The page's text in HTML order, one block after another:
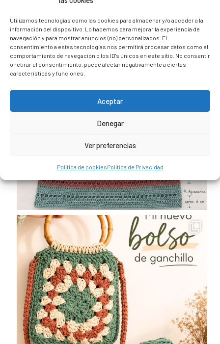
Utilizamos tecnologías como las cookies para almacenar y/o acceder a la
información del dispositivo. Lo hacemos para mejorar la experiencia de
navegación y para mostrar anuncios (no) personalizados. El
consentimiento a estas tecnologías nos permitirá procesar datos como el
comportamiento de navegación o los ID's únicos en este sitio. No consentir
o retirar el consentimiento, puede afectar negativamente a ciertas
características y funciones.
Aceptar
Denegar
Ver preferencias
Política de cookiesPolítica de Privacidad
@caravana_go Mi blog de viajes